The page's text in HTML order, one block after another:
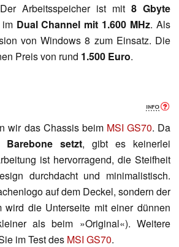
Arbeitsspeicher ist mit 8 Gbyte
Dual Channel mit 1.600 MHz. Als
von Windows 8 zum Einsatz. Die
Preis von rund 1.500 Euro.
wir das Chassis beim MSI GS70. Da
Barebone setzt, gibt es keinerlei
ist hervorragend, die Steifheit
durchdacht und minimalistisch.
auf dem Deckel, sondern der
wird die Unterseite mit einer dünnen
als beim »Original«). Weitere
im Test des MSI GS70.